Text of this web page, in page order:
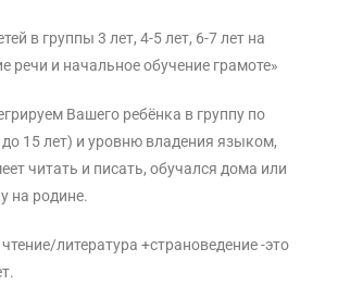
в группы 3 лет, 4-5 лет, 6-7 лет на
речи и начальное обучение грамоте»
Вашего ребёнка в группу по
до 15 лет) и уровню владения языком,
читать и писать, обучался дома или
на родине.
литература +страноведение -это